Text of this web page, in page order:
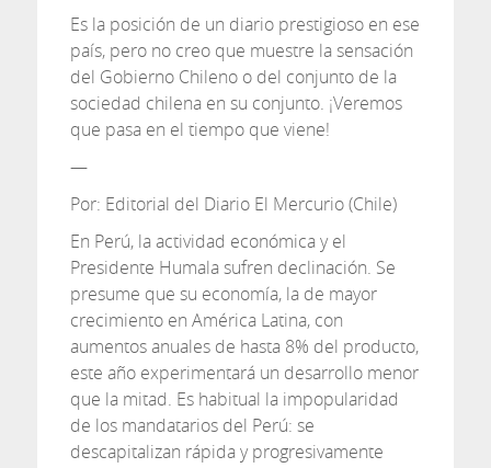
Es la posición de un diario prestigioso en ese
país, pero no creo que muestre la sensación
del Gobierno Chileno o del conjunto de la
sociedad chilena en su conjunto. ¡Veremos
que pasa en el tiempo que viene!
—
Por: Editorial del Diario El Mercurio (Chile)
En Perú, la actividad económica y el
Presidente Humala sufren declinación. Se
presume que su economía, la de mayor
crecimiento en América Latina, con
aumentos anuales de hasta 8% del producto,
este año experimentará un desarrollo menor
que la mitad. Es habitual la impopularidad
de los mandatarios del Perú: se
descapitalizan rápida y progresivamente